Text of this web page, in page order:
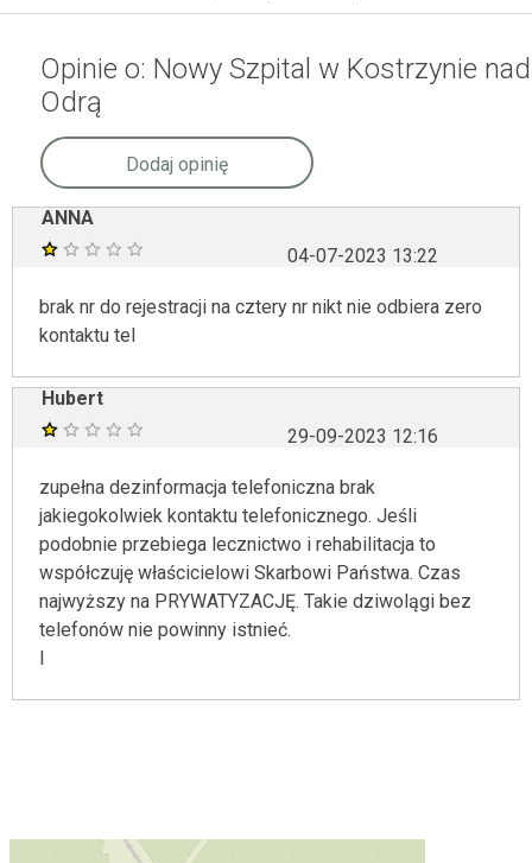
Opinie o: Nowy Szpital w Kostrzynie nad
Odrą
Dodaj opinię
ANNA
04-07-2023 13:22
brak nr do rejestracji na cztery nr nikt nie odbiera zero
kontaktu tel
Hubert
29-09-2023 12:16
zupełna dezinformacja telefoniczna brak
jakiegokolwiek kontaktu telefonicznego. Jeśli
podobnie przebiega lecznictwo i rehabilitacja to
współczuję właścicielowi Skarbowi Państwa. Czas
najwyższy na PRYWATYZACJĘ. Takie dziwolągi bez
telefonów nie powinny istnieć.
l